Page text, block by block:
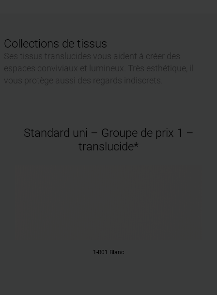
Collections de tissus
Ses tissus translucides vous aident à créer des
espaces conviviaux et lumineux. Très esthétique, il
vous protège aussi des regards indiscrets.
Standard uni – Groupe de prix 1 –
translucide*
1-R01 Blanc